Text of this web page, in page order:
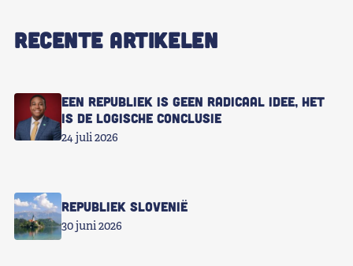
RECENTE ARTIKELEN
Een republiek is geen radicaal idee, het
is de logische conclusie
24 juli 2026
Republiek Slovenië
30 juni 2026